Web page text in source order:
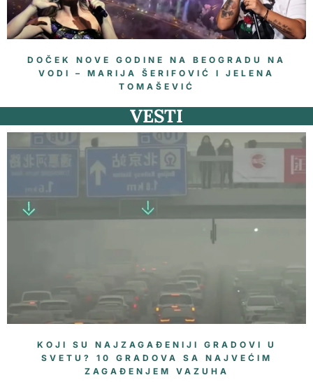
DOČEK NOVE GODINE NA BEOGRADU NA
VODI – MARIJA ŠERIFOVIĆ I JELENA
TOMAŠEVIĆ
VESTI
KOJI SU NAJZAGAĐENIJI GRADOVI U
SVETU? 10 GRADOVA SA NAJVEĆIM
ZAGAĐENJEM VAZUHA